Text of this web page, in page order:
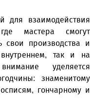
для взаимодействия
мастера смогут
свои производства и
так и на
уделяется
знаменитому
гончарному и